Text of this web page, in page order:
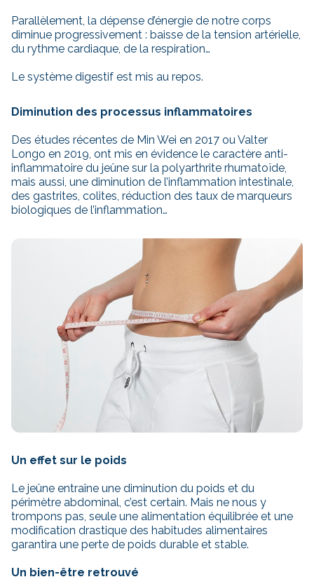
Parallèlement, la dépense d’énergie de notre corps
diminue progressivement : baisse de la tension artérielle,
du rythme cardiaque, de la respiration…
Le système digestif est mis au repos.
Diminution des processus inflammatoires
Des études récentes de Min Wei en 2017 ou Valter
Longo en 2019, ont mis en évidence le caractère anti-
inflammatoire du jeûne sur la polyarthrite rhumatoïde,
mais aussi, une diminution de l’inflammation intestinale,
des gastrites, colites, réduction des taux de marqueurs
biologiques de l’inflammation…
Un effet sur le poids
Le jeûne entraîne une diminution du poids et du
périmètre abdominal, c’est certain. Mais ne nous y
trompons pas, seule une alimentation équilibrée et une
modification drastique des habitudes alimentaires
garantira une perte de poids durable et stable.
Un bien-être retrouvé